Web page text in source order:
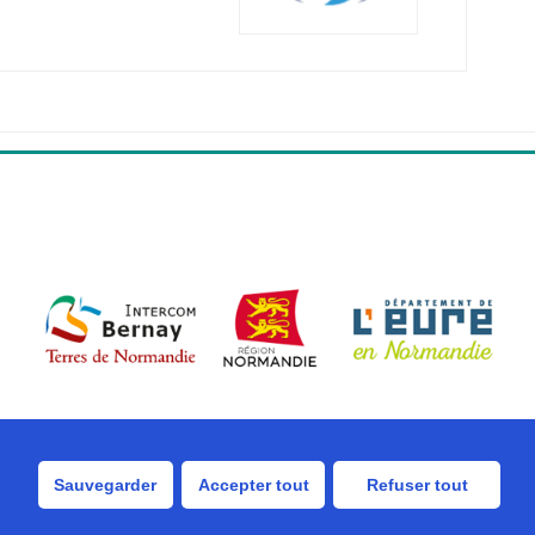
Sauvegarder Accepter tout Refuser tout